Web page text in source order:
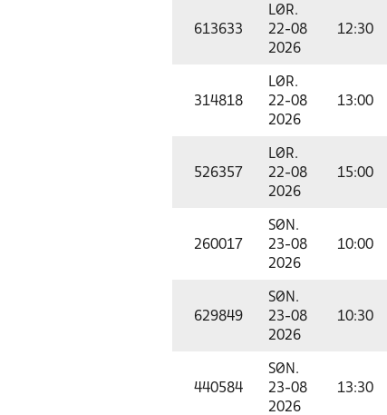
613633
LØR.
22-08
2026
12:30
314818
LØR.
22-08
2026
13:00
526357
LØR.
22-08
2026
15:00
260017
SØN.
23-08
2026
10:00
629849
SØN.
23-08
2026
10:30
440584
SØN.
23-08
2026
13:30